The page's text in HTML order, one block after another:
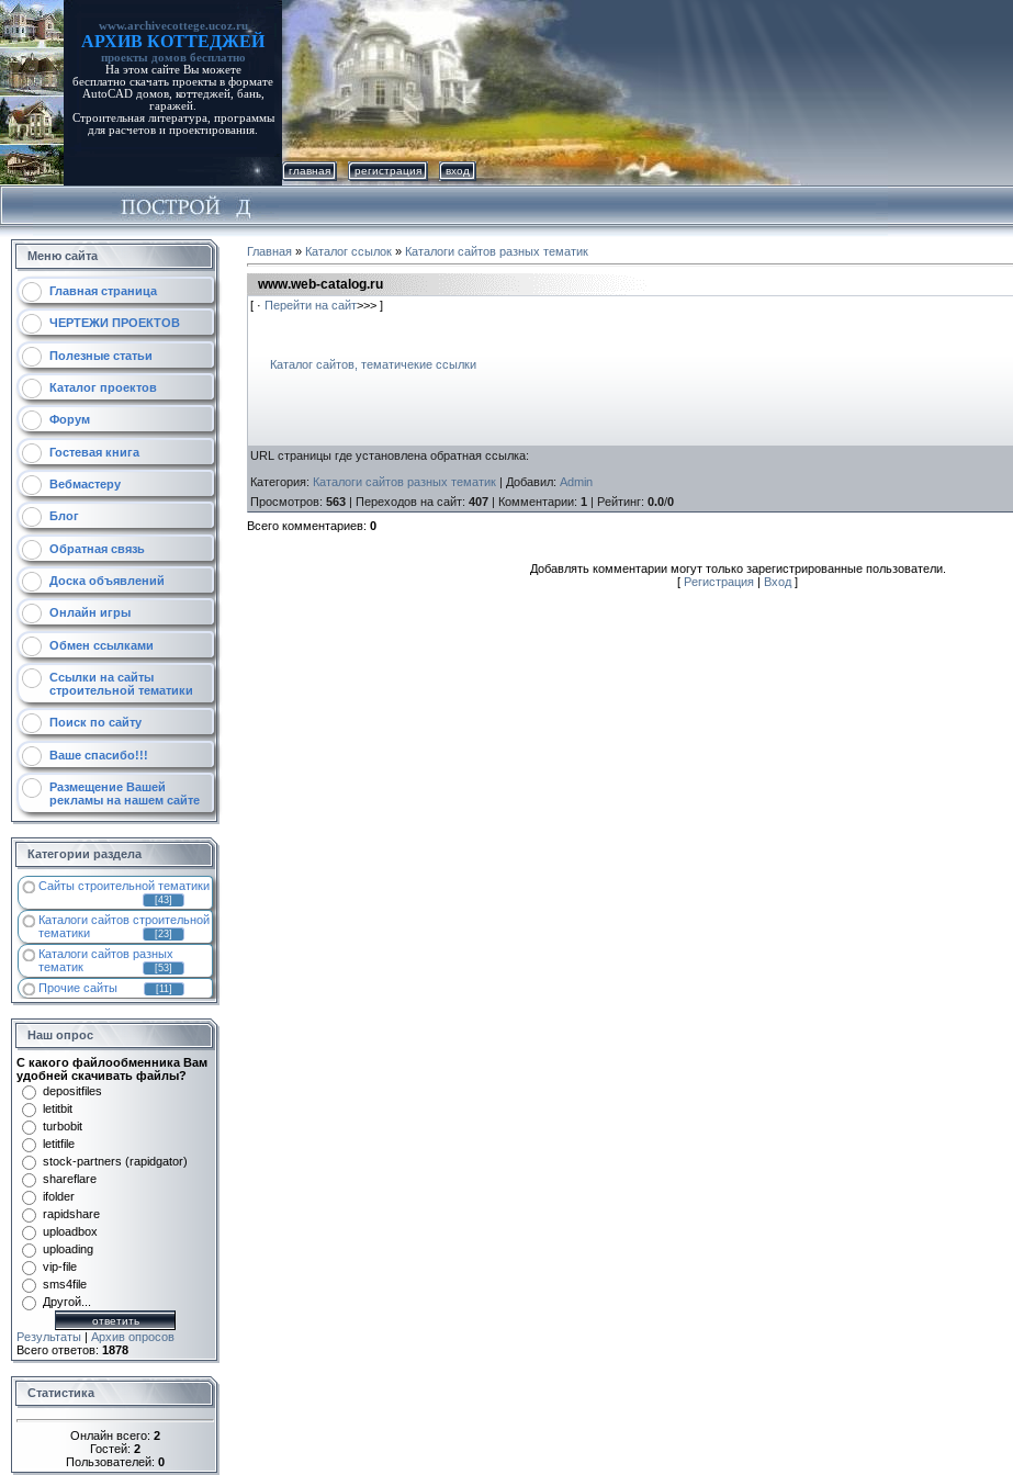
www.archivecottege.ucoz.ru
АРХИВ КОТТЕДЖЕЙ
проекты домов бесплатно
На этом сайте Вы можете
бесплатно скачать проекты в формате
AutoCAD домов, коттеджей, бань,
гаражей.
Строительная литература, программы
для расчетов и проектирования.
главная регистрация вход
Меню сайта
Главная страница
ЧЕРТЕЖИ ПРОЕКТОВ
Полезные статьи
Каталог проектов
Форум
Гостевая книга
Вебмастеру
Блог
Обратная связь
Доска объявлений
Онлайн игры
Обмен ссылками
Ссылки на сайты
строительной тематики
Поиск по сайту
Ваше спасибо!!!
Размещение Вашей
рекламы на нашем сайте
Категории раздела
Сайты строительной тематики
[43]
Каталоги сайтов строительной
тематики
[23]
Каталоги сайтов разных
тематик
[53]
Прочие сайты [11]
Наш опрос
С какого файлообменника Вам
удобней скачивать файлы?
depositfiles
letitbit
turbobit
letitfile
stock-partners (rapidgator)
shareflare
ifolder
rapidshare
uploadbox
uploading
vip-file
sms4file
Другой...
Результаты | Архив опросов
Всего ответов: 1878
Статистика
Онлайн всего: 2
Гостей: 2
Пользователей: 0
Главная » Каталог ссылок » Каталоги сайтов разных тематик
www.web-catalog.ru
[ · Перейти на сайт>>> ]
Каталог сайтов, тематичекие ссылки
URL страницы где установлена обратная ссылка:
Категория: Каталоги сайтов разных тематик | Добавил: Admin
Просмотров: 563 | Переходов на сайт: 407 | Комментарии: 1 | Рейтинг: 0.0/0
Всего комментариев: 0
Добавлять комментарии могут только зарегистрированные пользователи.
[ Регистрация | Вход ]